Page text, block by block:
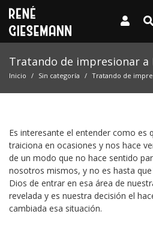
Tratando de impresionar a
Inicio Sin categoría Tratando de
Es interesante el entender como es
traiciona en ocasiones y nos hace
de un modo que no hace sentido
nosotros mismos, y no es hasta
Dios de entrar en esa área de
revelada y es nuestra decisión el
cambiada esa situación.